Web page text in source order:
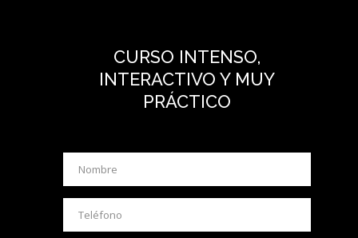
CURSO INTENSO,
INTERACTIVO Y MUY
PRÁCTICO